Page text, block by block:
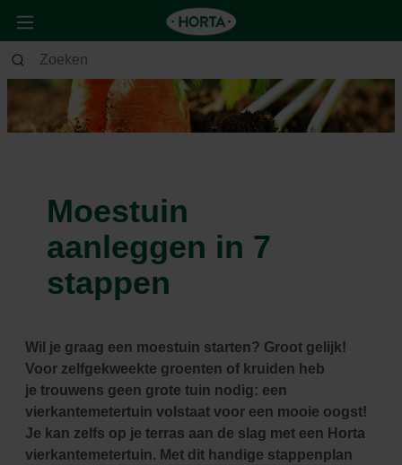
Moestuin
aanleggen in 7
stappen
Wil je graag een moestuin starten? Groot gelijk!
Voor zelfgekweekte groenten of kruiden heb
je trouwens geen grote tuin nodig: een
vierkantemetertuin volstaat voor een mooie oogst!
Je kan zelfs op je terras aan de slag met een Horta
vierkantemetertuin. Met dit handige stappenplan